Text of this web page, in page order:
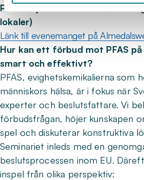
Plats: Liljehornska huset,
lokaler)
Länk till evenemanget på
Hur kan ett förbud mot PFAS
smart och effektivt?
PFAS, evighetskemikalierna som
människors hälsa, är i fokus när
experter och beslutsfattare. Vi
förbudsfrågan, höjer kunskapen
spel och diskuterar konstruktiva
Seminariet inleds med en
beslutsprocessen inom EU.
inspel från olika perspektiv: